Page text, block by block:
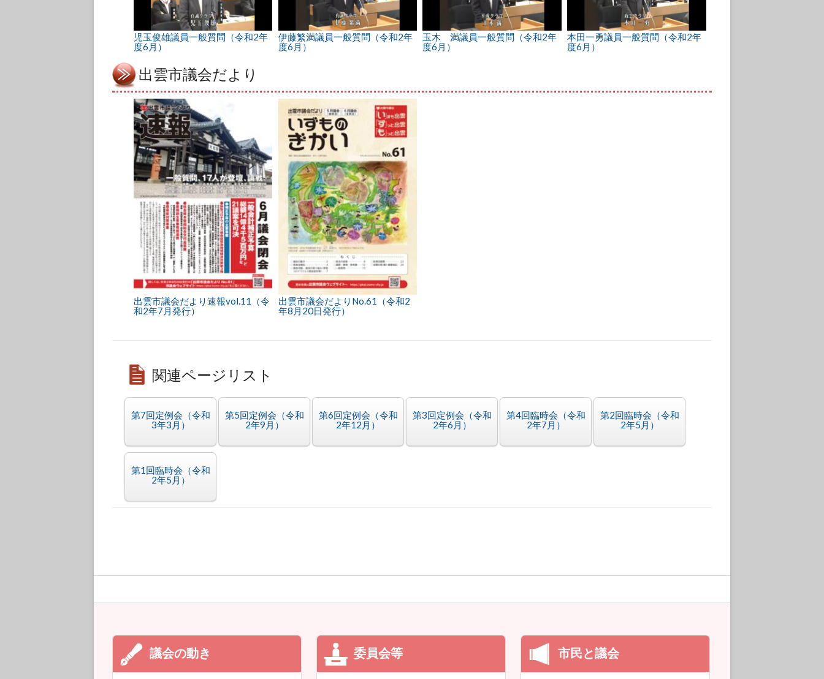
児玉俊雄議員一般質問（令和2年
度6月）
伊藤繁満議員一般質問（令和2年
度6月）
玉木 満議員一般質問（令和2年
度6月）
本田一勇議員一般質問（令和2年
度6月）
出雲市議会だより
出雲市議会だより速報vol.11（令
和2年7月発行）
出雲市議会だよりNo.61（令和2
年8月20日発行）
関連ページリスト
第7回定例会（令和
3年3月）
第5回定例会（令和
2年9月）
第6回定例会（令和
2年12月）
第3回定例会（令和
2年6月）
第4回臨時会（令和
2年7月）
第2回臨時会（令和
2年5月）
第1回臨時会（令和
2年5月）